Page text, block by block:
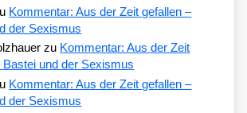
Kommentar: Aus der Zeit gefallen –
der Sexismus
zu Kommentar: Aus der Zeit
Bastei und der Sexismus
Kommentar: Aus der Zeit gefallen –
der Sexismus